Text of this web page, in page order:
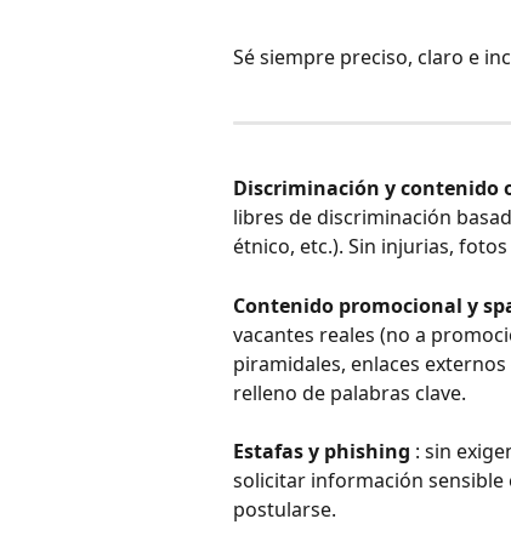
Sé siempre preciso, claro e
Discriminación y contenido
libres de discriminación
étnico, etc.). Sin injurias,
Contenido promocional y
vacantes reales (no a
piramidales, enlaces
relleno de palabras clave.
Estafas y phishing : sin
solicitar información sensible
postularse.